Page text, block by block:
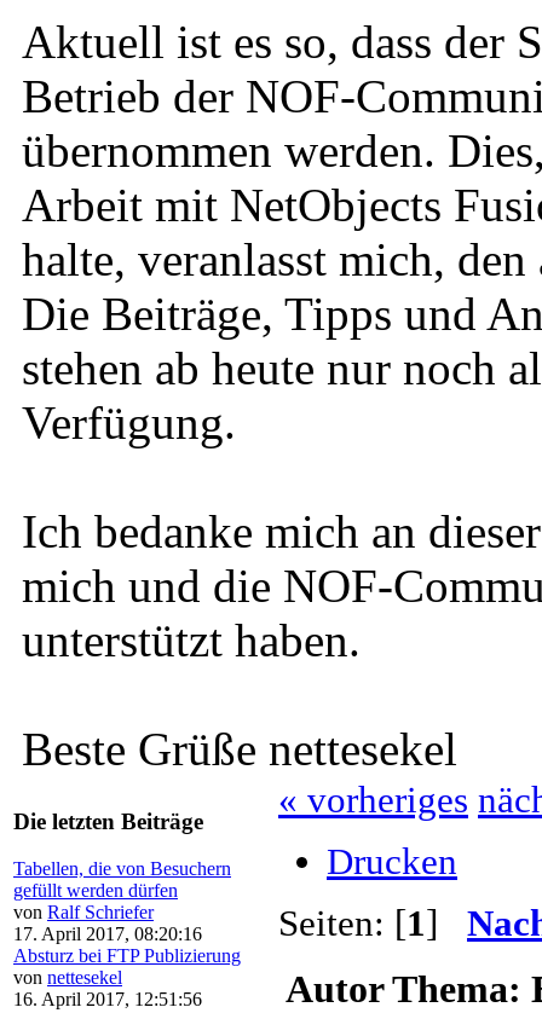
Aktuell ist es so, dass der
Betrieb der NOF-
übernommen werden.
Arbeit mit NetObjects
halte, veranlasst mich,
Die Beiträge, Tipps und
stehen ab heute nur noch
Verfügung.
Ich bedanke mich an
mich und die NOF-
unterstützt haben.
Beste Grüße nettesekel
Die letzten Beiträge
Tabellen, die von Besuchern
gefüllt werden dürfen
von Ralf Schriefer
17. April 2017, 08:20:16
Absturz bei FTP Publizierung
von nettesekel
16. April 2017, 12:51:56
« vorheriges
Drucken
Seiten: [1]
AutorThema: